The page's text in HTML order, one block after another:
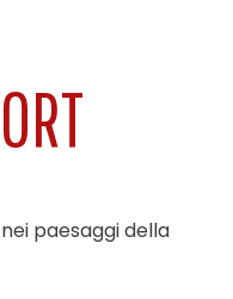
paesaggi della